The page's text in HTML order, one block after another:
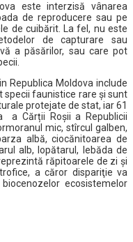
este interzisă vânarea
de reproducere sau pe
de cuibărit. La fel, nu este
de capturare sau
a păsărilor, sau care pot
Republica Moldova include
specii faunistice rare şi sunt
protejate de stat, iar 61
a Cărții Roşii a Republicii
mic, stîrcul galben,
albă, ciocănitoarea de
alb, lopătarul, lebăda de
răpitoarele de zi şi
a căror dispariţie va
ecosistemelor